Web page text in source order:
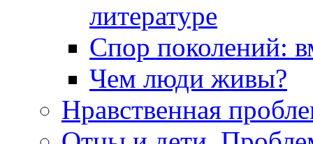
литературе
Спор поколений:
Чем люди живы?
Нравственная